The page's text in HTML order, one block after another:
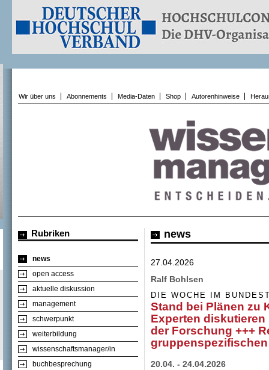
Wir über uns Abonnements Media-Daten Shop Autorenhinweise
Rubriken
news
open access
aktuelle diskussion
management
schwerpunkt
weiterbildung
wissenschaftsmanager/in
buchbesprechung
news
27.04.2026
Ralf Bohlsen
DIE WOCHE IM
Stand bei Plänen zu
Experten
der Forschung +++
20.04. - 24.04.2026